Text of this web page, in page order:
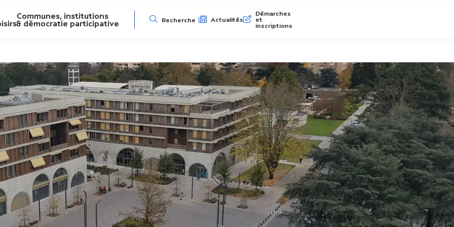
Communes, institutions
& démocratie participative
N
v
i
g
a
t
i
Recherche Actualités
Démarches
et
inscriptions